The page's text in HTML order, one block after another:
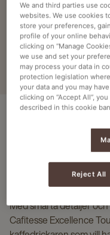
Maskinens
BESKRIVNING
Med smarta detaljer
Cafitesse Excellence
We and third parties use
websites. We use cookies
store your preferences,
profile of your online
clicking on “Manage
we use and set your
may process your data in
protection legislation
your data and you may
clicking on “Accept All”,
described in this cookie
Reject All